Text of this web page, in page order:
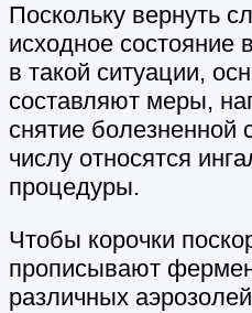
Поскольку вернуть
исходное состояние
в такой ситуации,
составляют меры,
снятие болезненной
числу относятся
процедуры.
Чтобы корочки
прописывают
различных